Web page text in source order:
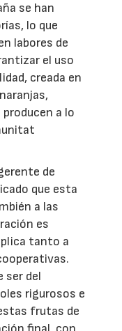
se han
lo que
labores de
el uso
creada en
a lo
de
que esta
a las
es
tanto a
ser del
rigurosos e
frutas de